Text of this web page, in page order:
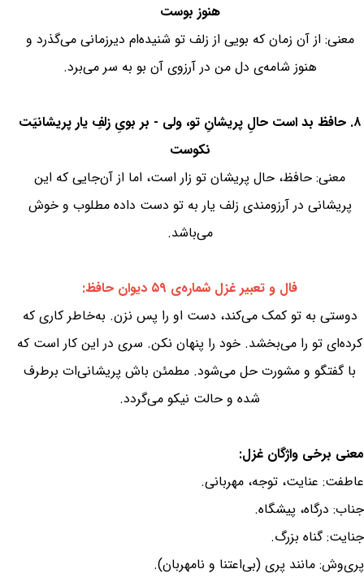
هنوز بوست
معنی: از آن زمان که بویی از زلف تو شنیده‌ام دیرزمانی می‌گذرد و
هنوز شامه‌ی دل من در آرزوی آن بو به سر می‌برد.
۸. حافظ بد است حالِ پریشانِ تو، ولی - بر بویِ زلفِ یار پریشانیَت
نکوست
معنی: حافظ، حال پریشان تو زار است، اما از آن‌جایی که این
پریشانی در آرزومندی زلف یار به تو دست داده مطلوب و خوش
می‌باشد.
فال و تعبیر غزل شماره‌ی ۵۹ دیوان حافظ:
دوستی به تو کمک می‌کند، دست او را پس نزن. به‌خاطر کاری که
کرده‌ای تو را می‌بخشد. خود را پنهان نکن. سری در این کار است که
با گفتگو و مشورت حل می‌شود. مطمئن باش پریشانی‌ات برطرف
شده و حالت نیکو می‌گردد.
معنی برخی واژگان غزل:
عاطفت: عنایت، توجه، مهربانی.
جناب: درگاه، پیشگاه.
جنایت: گناه بزرگ.
پری‌وش: مانند پری (بی‌اعتنا و نامهربان).